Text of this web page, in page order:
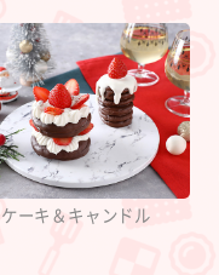
ーキ＆キャンドル